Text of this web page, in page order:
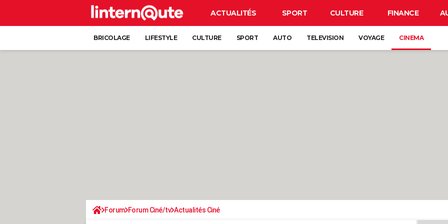
ACTUALITÉS SPORT CULTURE FINANCE
BRICOLAGE LIFESTYLE CULTURE SPORT AUTO TELEVISION VOYAGE CINEMA
Forum Forum Ciné/tv Actualités Ciné